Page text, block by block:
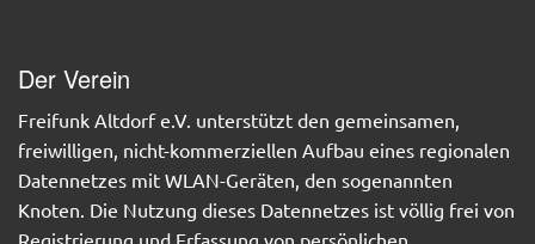
Der Verein
Freifunk Altdorf e.V. unterstützt den gemeinsamen,
freiwilligen, nicht-kommerziellen Aufbau eines regionalen
Datennetzes mit WLAN-Geräten, den sogenannten
Knoten. Die Nutzung dieses Datennetzes ist völlig frei von
Registrierung und Erfassung von persönlichen